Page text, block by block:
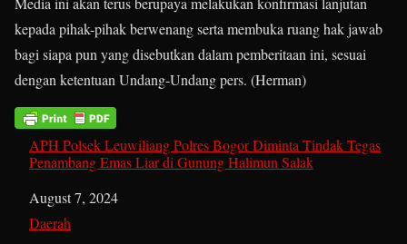
kepada pihak-pihak berwenang serta membuka ruang hak jawab
bagi siapa pun yang disebutkan dalam pemberitaan ini, sesuai
dengan ketentuan Undang-Undang pers. (Herman)
APH Polsek Leuwiliang Polres Bogor Diminta Tindak Tegas
Penambang Emas Liar di Gunung Halimun Salak
Date
August 7, 2024
In relation to
Daerah